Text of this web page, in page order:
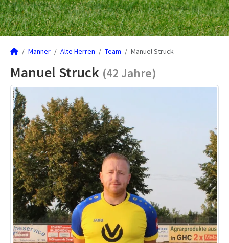
Männer Alte Herren Team Manuel Struck
Manuel Struck (42 Jahre)